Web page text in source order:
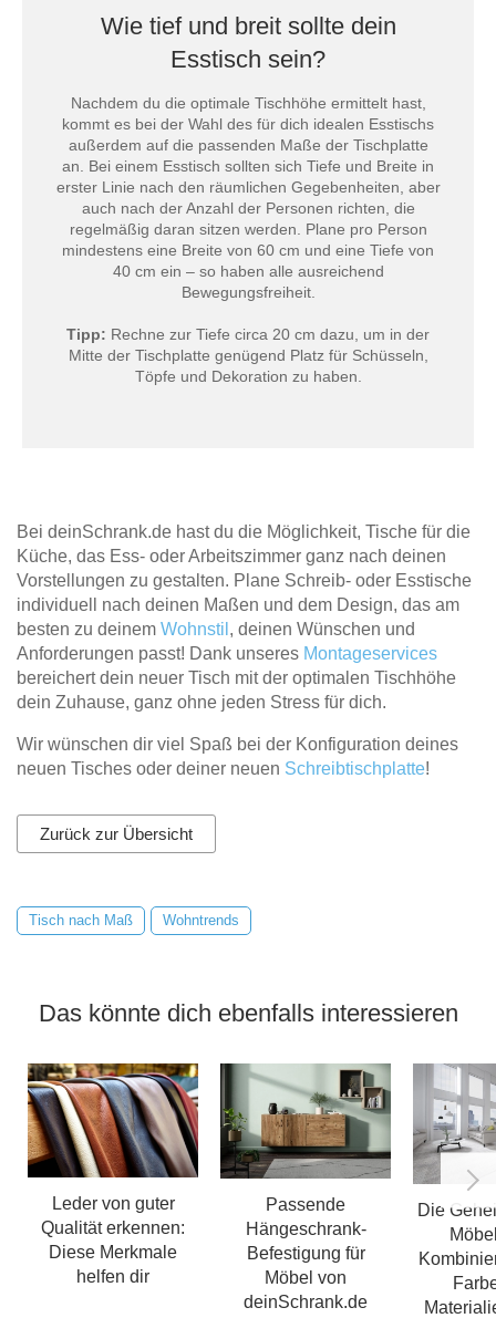
Wie tief und breit sollte dein
Esstisch sein?
Nachdem du die optimale Tischhöhe ermittelt hast,
kommt es bei der Wahl des für dich idealen Esstischs
außerdem auf die passenden Maße der Tischplatte
an. Bei einem Esstisch sollten sich Tiefe und Breite in
erster Linie nach den räumlichen Gegebenheiten, aber
auch nach der Anzahl der Personen richten, die
regelmäßig daran sitzen werden. Plane pro Person
mindestens eine Breite von 60 cm und eine Tiefe von
40 cm ein – so haben alle ausreichend
Bewegungsfreiheit.
Tipp: Rechne zur Tiefe circa 20 cm dazu, um in der
Mitte der Tischplatte genügend Platz für Schüsseln,
Töpfe und Dekoration zu haben.
Bei deinSchrank.de hast du die Möglichkeit, Tische für die
Küche, das Ess- oder Arbeitszimmer ganz nach deinen
Vorstellungen zu gestalten. Plane Schreib- oder Esstische
individuell nach deinen Maßen und dem Design, das am
besten zu deinem Wohnstil , deinen Wünschen und
Anforderungen passt! Dank unseres Montageservices
bereichert dein neuer Tisch mit der optimalen Tischhöhe
dein Zuhause, ganz ohne jeden Stress für dich.
Wir wünschen dir viel Spaß bei der Konfiguration deines
neuen Tisches oder deiner neuen Schreibtischplatte!
Zurück zur Übersicht
Tisch nach Maß Wohntrends
Das könnte dich ebenfalls interessieren
Leder von guter
Qualität erkennen:
Diese Merkmale
helfen dir
Passende
Hängeschrank-
Befestigung für
Möbel von
deinSchrank.de
Die